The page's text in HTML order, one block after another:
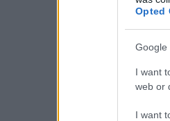
Opted
Google
I want
web or
I want